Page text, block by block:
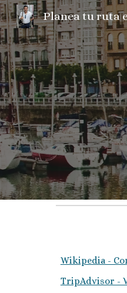
Wikipedia -
TripAdvisor -